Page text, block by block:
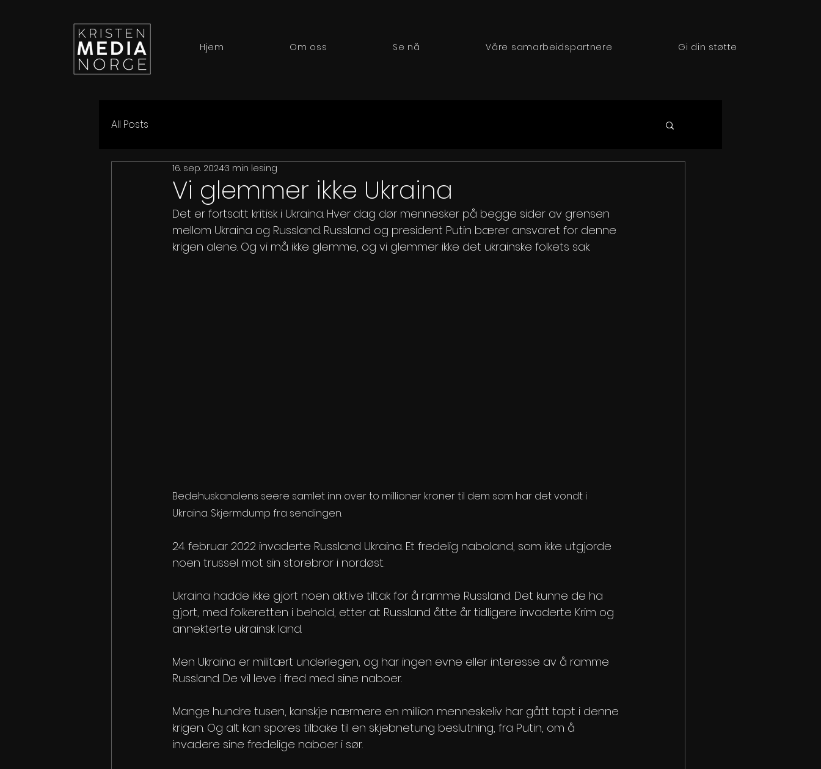
Hjem Om oss Se nå Våre samarbeidspartnere Gi din støtte
All Posts
Vi glemmer ikke Ukraina
16. sep. 20243 min lesing
Det er fortsatt kritisk i Ukraina. Hver dag dør mennesker på begge sider av grensen
mellom Ukraina og Russland. Russland og president Putin bærer ansvaret for denne
krigen alene. Og vi må ikke glemme, og vi glemmer ikke det ukrainske folkets sak.
Bedehuskanalens seere samlet inn over to millioner kroner til dem som har det vondt i
Ukraina. Skjermdump fra sendingen.
24. februar 2022 invaderte Russland Ukraina. Et fredelig naboland, som ikke utgjorde
noen trussel mot sin storebror i nordøst.
Ukraina hadde ikke gjort noen aktive tiltak for å ramme Russland. Det kunne de ha
gjort, med folkeretten i behold, etter at Russland åtte år tidligere invaderte Krim og
annekterte ukrainsk land.
Men Ukraina er militært underlegen, og har ingen evne eller interesse av å ramme
Russland. De vil leve i fred med sine naboer.
Mange hundre tusen, kanskje nærmere en million menneskeliv har gått tapt i denne
krigen. Og alt kan spores tilbake til en skjebnetung beslutning, fra Putin, om å
invadere sine fredelige naboer i sør.